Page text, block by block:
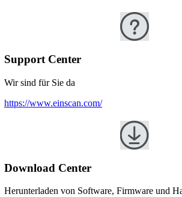
Support Center
Wir sind für Sie da
https://www.einscan.com/
Download Center
Herunterladen von Software, Firmware und